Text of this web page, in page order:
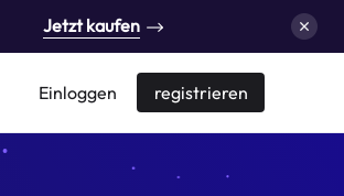
Jetzt kaufen
Einloggen registrieren